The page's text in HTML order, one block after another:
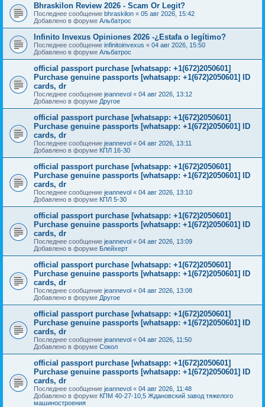
Bhraskilon Review 2026 - Scam Or Legit?
Последнее сообщение bhraskilon « 05 авг 2026, 15:42
Добавлено в форуме Альбатрос
Infinito Invexus Opiniones 2026 -¿Estafa o legítimo?
Последнее сообщение infinitoinvexus « 04 авг 2026, 15:50
Добавлено в форуме Альбатрос
official passport purchase [whatsapp: +1(672)2050601]
Purchase genuine passports [whatsapp: +1(672)2050601] ID
cards, dr
Последнее сообщение jeannevol « 04 авг 2026, 13:12
Добавлено в форуме Другое
official passport purchase [whatsapp: +1(672)2050601]
Purchase genuine passports [whatsapp: +1(672)2050601] ID
cards, dr
Последнее сообщение jeannevol « 04 авг 2026, 13:11
Добавлено в форуме КПЛ 16-30
official passport purchase [whatsapp: +1(672)2050601]
Purchase genuine passports [whatsapp: +1(672)2050601] ID
cards, dr
Последнее сообщение jeannevol « 04 авг 2026, 13:10
Добавлено в форуме КПЛ 5-30
official passport purchase [whatsapp: +1(672)2050601]
Purchase genuine passports [whatsapp: +1(672)2050601] ID
cards, dr
Последнее сообщение jeannevol « 04 авг 2026, 13:09
Добавлено в форуме Блейхерт
official passport purchase [whatsapp: +1(672)2050601]
Purchase genuine passports [whatsapp: +1(672)2050601] ID
cards, dr
Последнее сообщение jeannevol « 04 авг 2026, 13:08
Добавлено в форуме Другое
official passport purchase [whatsapp: +1(672)2050601]
Purchase genuine passports [whatsapp: +1(672)2050601] ID
cards, dr
Последнее сообщение jeannevol « 04 авг 2026, 11:50
Добавлено в форуме Сокол
official passport purchase [whatsapp: +1(672)2050601]
Purchase genuine passports [whatsapp: +1(672)2050601] ID
cards, dr
Последнее сообщение jeannevol « 04 авг 2026, 11:48
Добавлено в форуме КПМ 40-27-10,5 Ждановский завод тяжелого
машиностроения